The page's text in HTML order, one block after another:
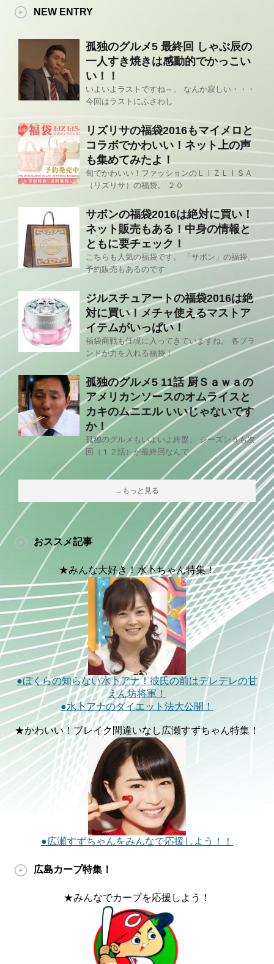
NEW ENTRY
孤独のグルメ5 最終回 しゃぶ辰の
一人すき焼きは感動的でかっこい
い！！
いよいよラストですね～。 なんか寂しい・・・
今回はラストにふさわし
リズリサの福袋2016もマイメロと
コラボでかわいい！ネット上の声
も集めてみたよ！
旬でかわいい！ファッションのＬＩＺＬＩＳＡ
（リズリサ）の福袋。 ２０
サボンの福袋2016は絶対に買い！
ネット販売もある！中身の情報と
ともに要チェック！
こちらも人気の福袋です。 「サボン」の福袋。
予約販売もあるのです
ジルスチュアートの福袋2016は絶
対に買い！メチャ使えるマストア
イテムがいっぱい！
福袋商戦も佳境に入ってきていますね。 各ブラ
ンドが力を入れる福袋！
孤独のグルメ5 11話 厨Ｓａｗａの
アメリカンソースのオムライスと
カキのムニエル いいじゃないです
か！
孤独のグルメもいよいよ終盤。 シーズン５も次
回（１２話）が最終回なんで
→もっと見る
おススメ記事
★みんな大好き！水卜ちゃん特集！
●ぼくらの知らない水卜アナ！彼氏の前はデレデレの甘
えん坊将軍！
●水卜アナのダイエット法大公開！
★かわいい！ブレイク間違いなし広瀬すずちゃん特集！
●広瀬すずちゃんをみんなで応援しよう！！
広島カープ特集！
★みんなでカープを応援しよう！